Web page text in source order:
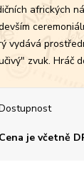
afrických
vydává
zvuk. Hráč
Cena je včetně